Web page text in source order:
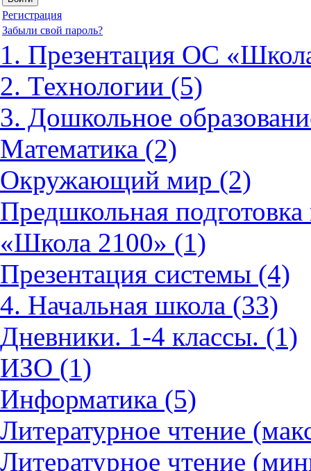
Регистрация
Забыли свой пароль?
1. Презентация ОС
2. Технологии (5)
3. Дошкольное
Математика (2)
Окружающий мир (2)
Предшкольная
«Школа 2100» (1)
Презентация системы (4)
4. Начальная школа (33)
Дневники. 1-4 классы. (1)
ИЗО (1)
Информатика (5)
Литературное чтение
Литературное чтение